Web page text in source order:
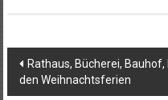
Rathaus, Bücherei,
den Weihnachtsferien